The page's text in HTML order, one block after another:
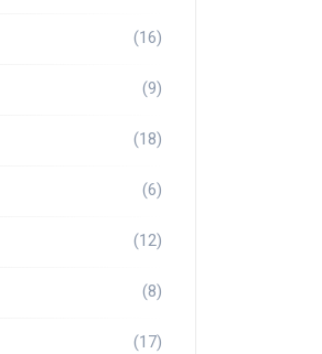
(16)
(9)
(18)
(6)
(12)
(8)
(17)